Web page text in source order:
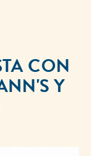
CON
Y